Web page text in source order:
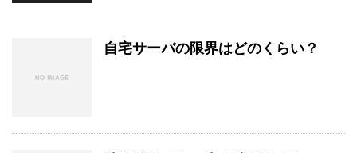
自宅サーバの限界はどのくらい？